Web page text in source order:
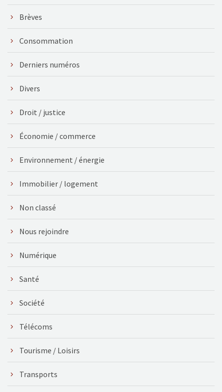
Brèves
Consommation
Derniers numéros
Divers
Droit / justice
Économie / commerce
Environnement / énergie
Immobilier / logement
Non classé
Nous rejoindre
Numérique
Santé
Société
Télécoms
Tourisme / Loisirs
Transports